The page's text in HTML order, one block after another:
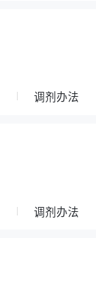
调剂办法
调剂办法